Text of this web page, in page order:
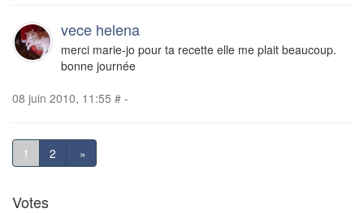
vece helena
merci marie-jo pour ta recette elle me plait beaucoup.
bonne journée
08 juin 2010, 11:55 # -
1 2 »
Votes